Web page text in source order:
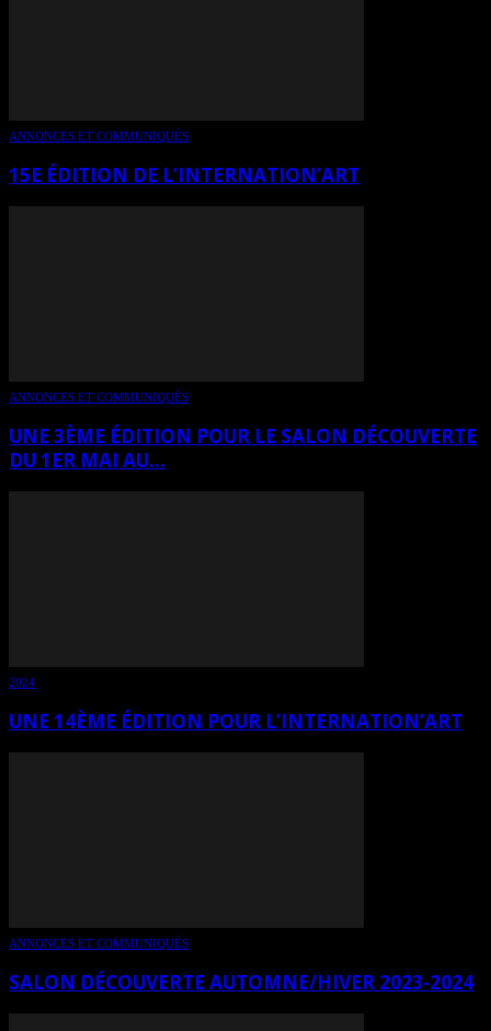
ANNONCES ET COMMUNIQUÉS
15E ÉDITION DE L’INTERNATION’ART
ANNONCES ET COMMUNIQUÉS
UNE 3ÈME ÉDITION POUR LE SALON DÉCOUVERTE
DU 1ER MAI AU...
2024
UNE 14ÈME ÉDITION POUR L’INTERNATION’ART
ANNONCES ET COMMUNIQUÉS
SALON DÉCOUVERTE AUTOMNE/HIVER 2023-2024